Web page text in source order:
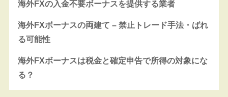
海外FXの入金不要ボーナスを提供する業者
海外FXボーナスの両建て – 禁止トレード手法・ばれ
る可能性
海外FXボーナスは税金と確定申告で所得の対象にな
る？